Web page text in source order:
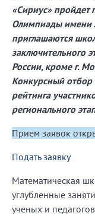
«Сириус» пройдет
Олимпиады имени
приглашаются
заключительного
России, кроме г.
Конкурсный отбор
рейтинга
регионального
Прием заявок
Подать заявку
Математическая
углубленные
ученых и